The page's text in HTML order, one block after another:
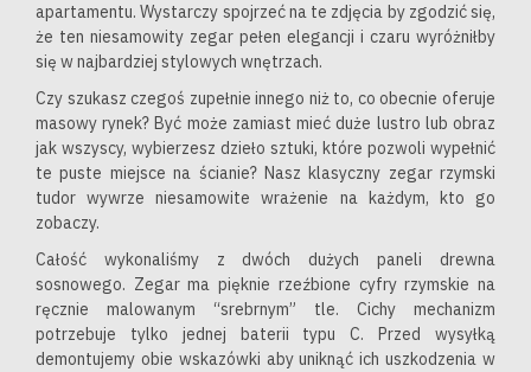
apartamentu. Wystarczy spojrzeć na te zdjęcia by zgodzić się,
że ten niesamowity zegar pełen elegancji i czaru wyróżniłby
się w najbardziej stylowych wnętrzach.
Czy szukasz czegoś zupełnie innego niż to, co obecnie oferuje
masowy rynek? Być może zamiast mieć duże lustro lub obraz
jak wszyscy, wybierzesz dzieło sztuki, które pozwoli wypełnić
te puste miejsce na ścianie? Nasz klasyczny zegar rzymski
tudor wywrze niesamowite wrażenie na każdym, kto go
zobaczy.
Całość wykonaliśmy z dwóch dużych paneli drewna
sosnowego. Zegar ma pięknie rzeźbione cyfry rzymskie na
ręcznie malowanym “srebrnym” tle. Cichy mechanizm
potrzebuje tylko jednej baterii typu C. Przed wysyłką
demontujemy obie wskazówki aby uniknąć ich uszkodzenia w